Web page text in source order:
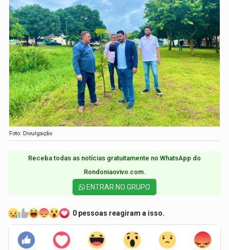
Foto: Divulgação
Receba todas as notícias gratuitamente no WhatsApp do
Rondoniaovivo.com.​
ENTRAR NO GRUPO
0 pessoas reagiram a isso.